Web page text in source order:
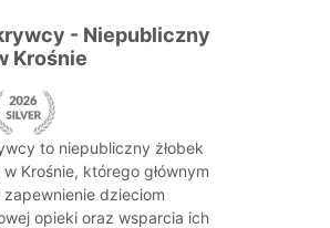
- Niepubliczny
Krośnie
to niepubliczny żłobek
w Krośnie, którego głównym
zapewnienie dzieciom
opieki oraz wsparcia ich